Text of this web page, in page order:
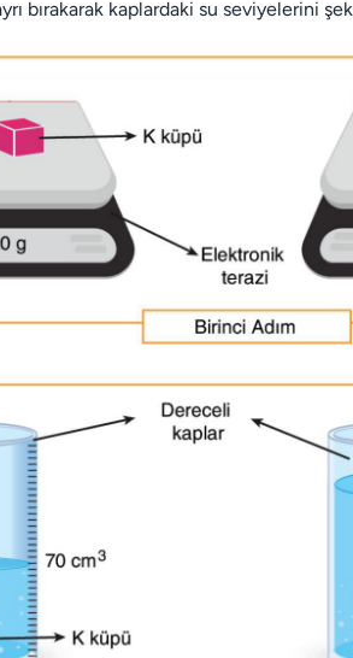
bırakarak kaplardaki su seviyelerini